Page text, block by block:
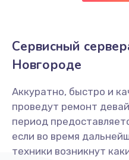
Сервисный
Новгороде
Аккуратно, быстро и
проведут ремонт
период
если во время
техники возникнут